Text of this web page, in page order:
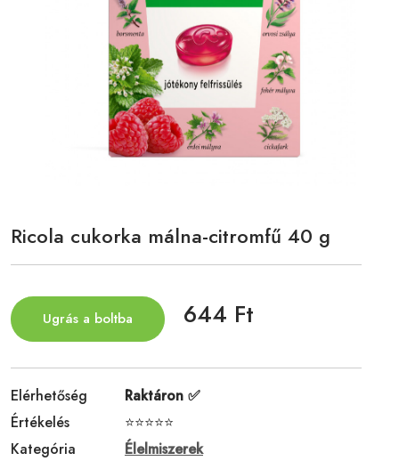
Ricola cukorka málna-citromfű 40 g
Ugrás a boltba 644 Ft
Elérhetőség
Raktáron ✅
Értékelés
⭐⭐⭐⭐⭐
Kategória
Élelmiszerek